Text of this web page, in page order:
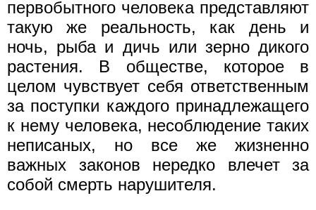
первобытного человека представляют
такую же реальность, как день и
ночь, рыба и дичь или зерно дикого
растения. В обществе, которое в
целом чувствует себя ответственным
за поступки каждого принадлежащего
к нему человека, несоблюдение таких
неписаных, но все же жизненно
важных законов нередко влечет за
собой смерть нарушителя.